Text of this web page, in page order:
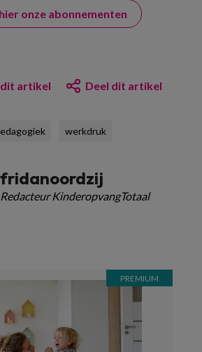
onze abonnementen
dit artikel Deel dit artikel
werkdruk
fridanoordzij
Redacteur KinderopvangTotaal